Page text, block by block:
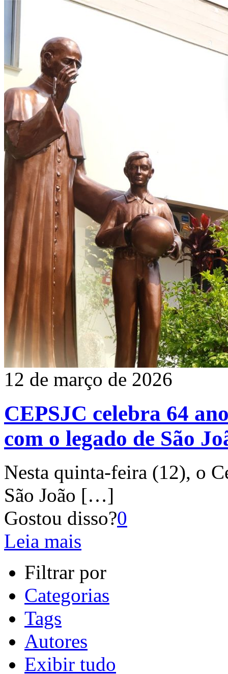
12 de março de 2026
CEPSJC celebra 64
com o legado de São
Nesta quinta-feira (12), o
São João […]
Gostou disso?0
Leia mais
Filtrar por
Categorias
Tags
Autores
Exibir tudo